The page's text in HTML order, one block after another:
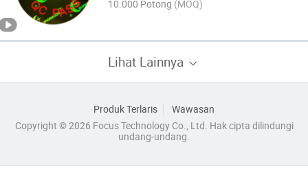
10.000 Potong (MOQ)
Lihat Lainnya
Produk Terlaris
Wawasan
Copyright © 2026 Focus Technology Co., Ltd. Hak cipta dilindungi
undang-undang.